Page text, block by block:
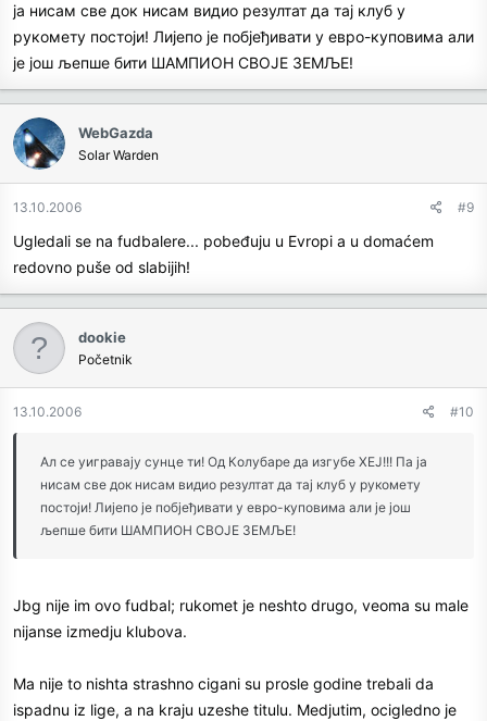
ја нисам све док нисам видио резултат да тај клуб у
рукомету постоји! Лијепо је побјеђивати у евро-куповима али
је још љепше бити ШАМПИОН СВОЈЕ ЗЕМЉЕ!
WebGazda
Solar Warden
13.10.2006 #9
Ugledali se na fudbalere... pobeđuju u Evropi a u domaćem
redovno puše od slabijih!
dookie
Početnik
13.10.2006 #10
Ал се уигравају сунце ти! Од Колубаре да изгубе ХЕЈ!!! Па ја
нисам све док нисам видио резултат да тај клуб у рукомету
постоји! Лијепо је побјеђивати у евро-куповима али је још
љепше бити ШАМПИОН СВОЈЕ ЗЕМЉЕ!
Jbg nije im ovo fudbal; rukomet je neshto drugo, veoma su male
nijanse izmedju klubova.
Ma nije to nishta strashno cigani su prosle godine trebali da
ispadnu iz lige, a na kraju uzeshe titulu. Medjutim, ocigledno je